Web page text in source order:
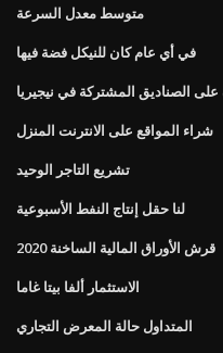
متوسط ​​معدل السرعة
في أي عام كان للنيكل فضة فيها
على الصناديق المشتركة في نيجيريا
شراء المواقع على الانترنت المنزل
تشريع التاجر الوحيد
لنا حقل إنتاج النفط الأسبوعية
قرش الأوراق المالية الساخنة 2020
الاستثمار ألفا بيتا غاما
المتداول حالة المعرض التجاري